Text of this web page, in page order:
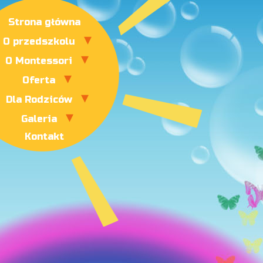
Strona główna
O przedszkolu
O Montessori
Oferta
Dla Rodziców
Galeria
Kontakt